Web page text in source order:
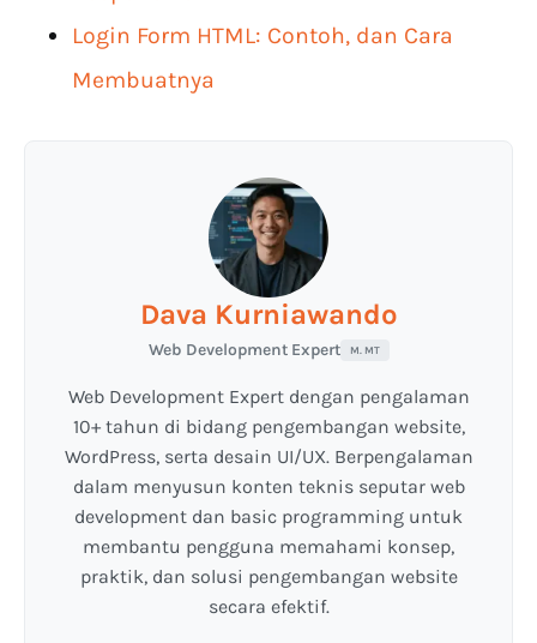
Login Form HTML: Contoh, dan Cara
Membuatnya
Dava Kurniawando
Web Development Expert M. MT
Web Development Expert dengan pengalaman
10+ tahun di bidang pengembangan website,
WordPress, serta desain UI/UX. Berpengalaman
dalam menyusun konten teknis seputar web
development dan basic programming untuk
membantu pengguna memahami konsep,
praktik, dan solusi pengembangan website
secara efektif.